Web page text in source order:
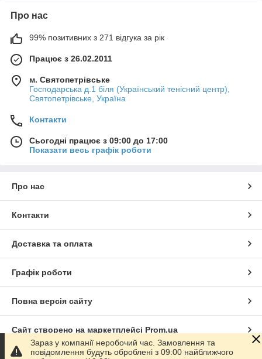
Про нас
99% позитивних з 271 відгука за рік
Працює з 26.02.2011
м. Святопетрівське
Господарська д.1 біля (Український тенісний центр),
Святопетрівське, Україна
Контакти
Сьогодні працює з 09:00 до 17:00
Показати весь графік роботи
Про нас
Контакти
Доставка та оплата
Графік роботи
Повна версія сайту
Сайт створено на маркетплейсі Prom.ua
Зараз у компанії неробочий час. Замовлення та
повідомлення будуть оброблені з 09:00 найближчого